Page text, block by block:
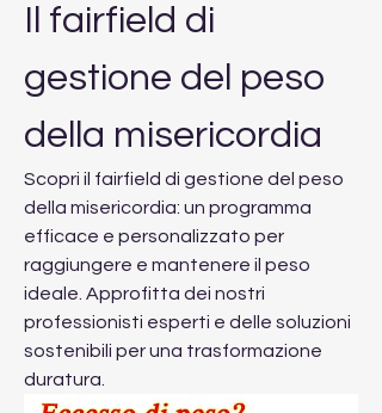
Il fairfield di
gestione del peso
della misericordia
Scopri il fairfield di gestione del peso
della misericordia: un programma
efficace e personalizzato per
raggiungere e mantenere il peso
ideale. Approfitta dei nostri
professionisti esperti e delle soluzioni
sostenibili per una trasformazione
duratura.